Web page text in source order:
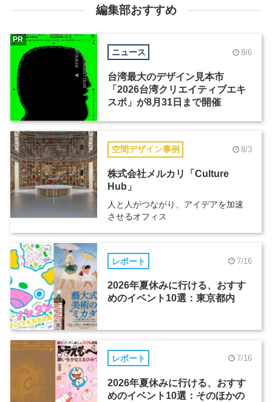
編集部おすすめ
ニュース 8/6
台湾最大のデザイン見本市
「2026台湾クリエイティブエキ
スポ」が8月31日まで開催
PR
空間デザイン事例 8/3
株式会社メルカリ「Culture
Hub」
人と人がつながり、アイデアを加速
させるオフィス
レポート 7/16
2026年夏休みに行ける、おすす
めのイベント10選：東京都内
レポート 7/16
2026年夏休みに行ける、おすす
めのイベント10選：そのほかの